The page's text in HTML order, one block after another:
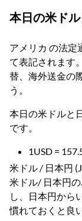
本日の米ド
アメリカ の法定
て表記されます
替、海外送金の
う。
本日の米ドルと
です。
1USD =
米ドル / 日本円
米ドル/ 日本円
し、日本円から
慣れておくと良